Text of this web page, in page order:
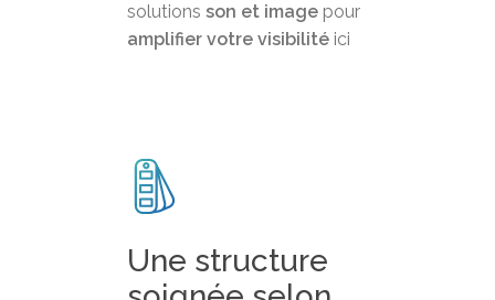
solutions son et image pour
amplifier votre visibilité ici
Une structure